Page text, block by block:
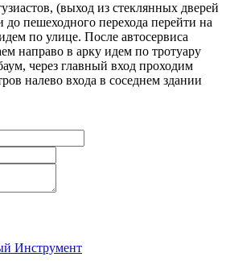
(выход из стеклянных дверей
пешеходного перехода перейти на
по улице. После автосервиса
направо в арку идем по тротуару
через главный вход проходим
налево входа в соседнем здании
Инструмент